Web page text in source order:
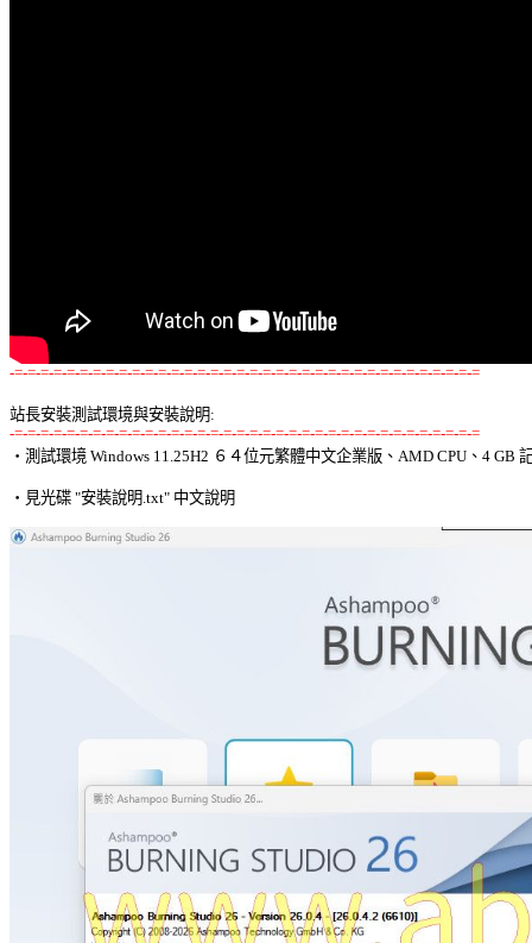
-=-=-=-=-=-=-=-=-=-=-=-=-=-=-=-=-=-=-=-=-=-=-=-=-=-=-=-=-=-=-=-=-=-=-=-=
站長安裝測試環境與安裝說明:
-=-=-=-=-=-=-=-=-=-=-=-=-=-=-=-=-=-=-=-=-=-=-=-=-=-=-=-=-=-=-=-=-=-=-=-=
‧測試環境 Windows 11.25H2 ６４位元繁體中文企業版、AMD CPU、4 GB
‧見光碟 "安裝說明.txt" 中文說明